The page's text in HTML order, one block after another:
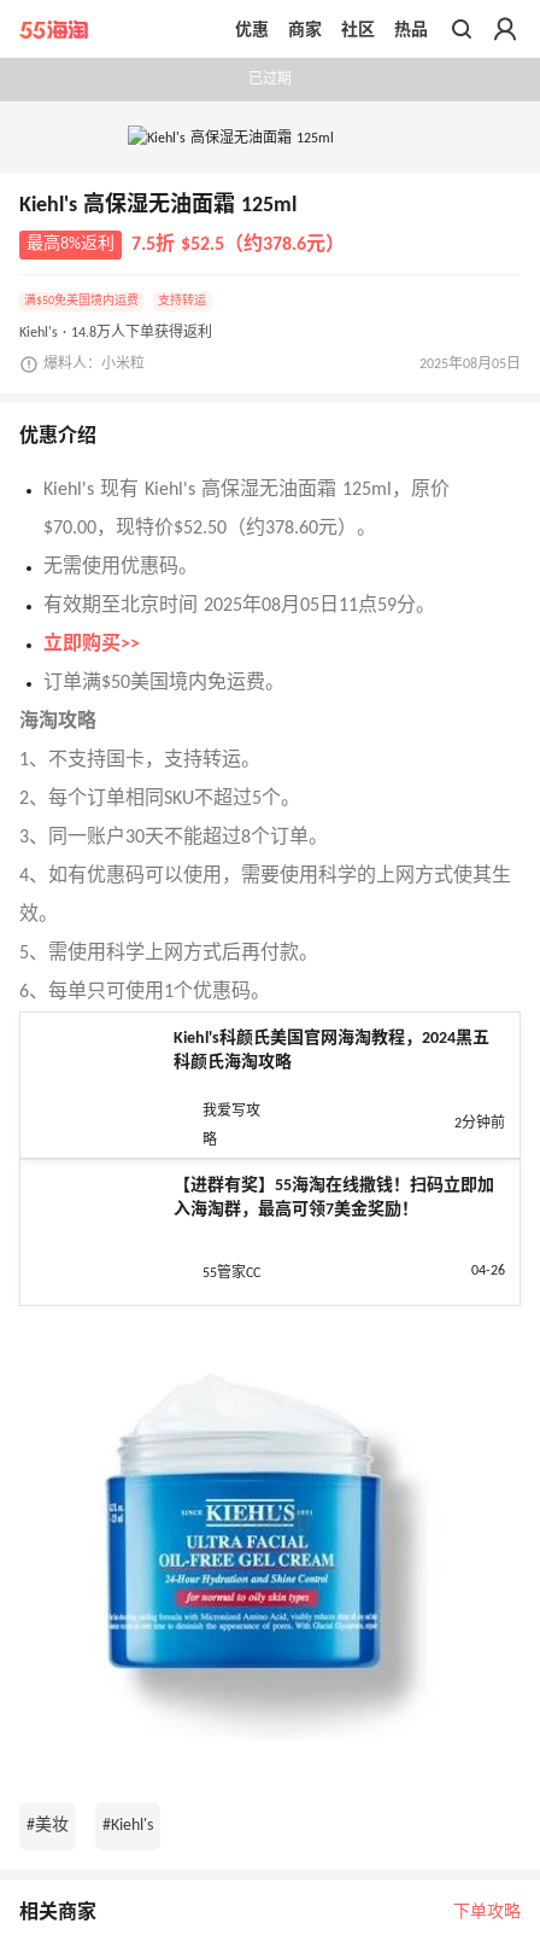
带你去官网买正品
优惠 商家 社区 热品
已过期
Kiehl's 高保湿无油面霜 125ml
最高8%返利 7.5折 $52.5（约378.6元）
满$50免美国境内运费 支持转运
Kiehl's · 14.8万人下单获得返利
爆料人：小米粒 2025年08月05日
优惠介绍
Kiehl's 现有 Kiehl's 高保湿无油面霜 125ml，原价
$70.00，现特价$52.50（约378.60元）。
无需使用优惠码。
有效期至北京时间 2025年08月05日11点59分。
立即购买>>
订单满$50美国境内免运费。
海淘攻略
1、不支持国卡，支持转运。
2、每个订单相同SKU不超过5个。
3、同一账户30天不能超过8个订单。
4、如有优惠码可以使用，需要使用科学的上网方式使其生
效。
5、需使用科学上网方式后再付款。
6、每单只可使用1个优惠码。
Kiehl's科颜氏美国官网海淘教程，2024黑五
科颜氏海淘攻略
我爱写攻
略
2分钟前
【进群有奖】55海淘在线撒钱！扫码立即加
入海淘群，最高可领7美金奖励！
55管家CC 04-26
#美妆 #Kiehl's
相关商家 下单攻略